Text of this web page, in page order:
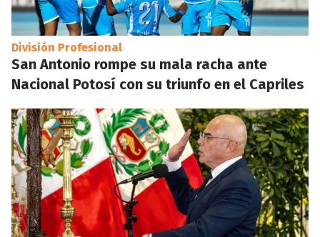
División Profesional
San Antonio rompe su mala racha ante
Nacional Potosí con su triunfo en el Capriles